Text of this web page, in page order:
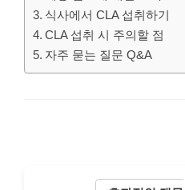
식사에서 CLA 섭취하기
CLA 섭취 시 주의할 점
자주 묻는 질문 Q&A